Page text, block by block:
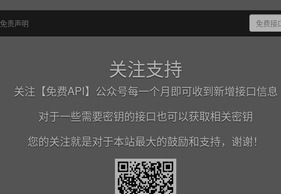
免责声明
关注支持
关注【免费API】公众号每一个月即可收到新增接口信息
对于一些需要密钥的接口也可以获取相关密钥
您的关注就是对于本站最大的鼓励和支持，谢谢！